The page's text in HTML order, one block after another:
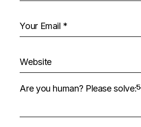
Are you human? Please solve: